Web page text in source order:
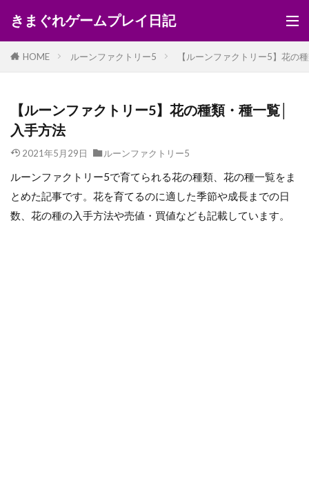
きまぐれゲームプレイ日記
HOME ルーンファクトリー5 【ルーンファクトリー5】花の
【ルーンファクトリー5】花の種類・種一覧│
入手方法
2021年5月29日 ルーンファクトリー5
ルーンファクトリー5で育てられる花の種類、花の種一覧をま
とめた記事です。花を育てるのに適した季節や成長までの日
数、花の種の入手方法や売値・買値なども記載しています。